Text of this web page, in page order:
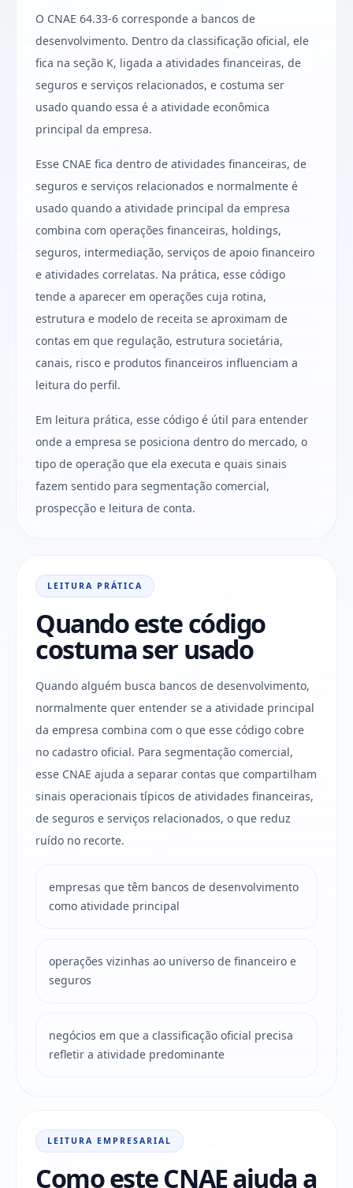
O CNAE 64.33-6 corresponde a bancos de
desenvolvimento. Dentro da classificação oficial, ele
fica na seção K, ligada a atividades financeiras, de
seguros e serviços relacionados, e costuma ser
usado quando essa é a atividade econômica
principal da empresa.
Esse CNAE fica dentro de atividades financeiras, de
seguros e serviços relacionados e normalmente é
usado quando a atividade principal da empresa
combina com operações financeiras, holdings,
seguros, intermediação, serviços de apoio financeiro
e atividades correlatas. Na prática, esse código
tende a aparecer em operações cuja rotina,
estrutura e modelo de receita se aproximam de
contas em que regulação, estrutura societária,
canais, risco e produtos financeiros influenciam a
leitura do perfil.
Em leitura prática, esse código é útil para entender
onde a empresa se posiciona dentro do mercado, o
tipo de operação que ela executa e quais sinais
fazem sentido para segmentação comercial,
prospecção e leitura de conta.
LEITURA PRÁTICA
Quando este código
costuma ser usado
Quando alguém busca bancos de desenvolvimento,
normalmente quer entender se a atividade principal
da empresa combina com o que esse código cobre
no cadastro oficial. Para segmentação comercial,
esse CNAE ajuda a separar contas que compartilham
sinais operacionais típicos de atividades financeiras,
de seguros e serviços relacionados, o que reduz
ruído no recorte.
empresas que têm bancos de desenvolvimento
como atividade principal
operações vizinhas ao universo de financeiro e
seguros
negócios em que a classificação oficial precisa
refletir a atividade predominante
LEITURA EMPRESARIAL
Como este CNAE ajuda a